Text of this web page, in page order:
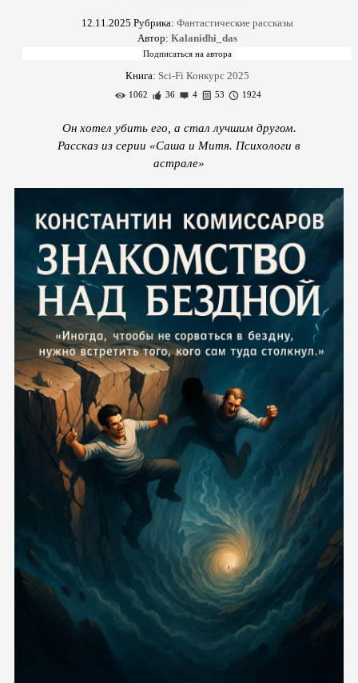
12.11.2025 Рубрика: Фантастические рассказы
Автор: Kalanidhi_das
Книга: Sci-Fi Конкурс 2025
1062 36 4 53 1924
Он хотел убить его, а стал лучшим другом.
Рассказ из серии «Саша и Митя. Психологи в
астрале»